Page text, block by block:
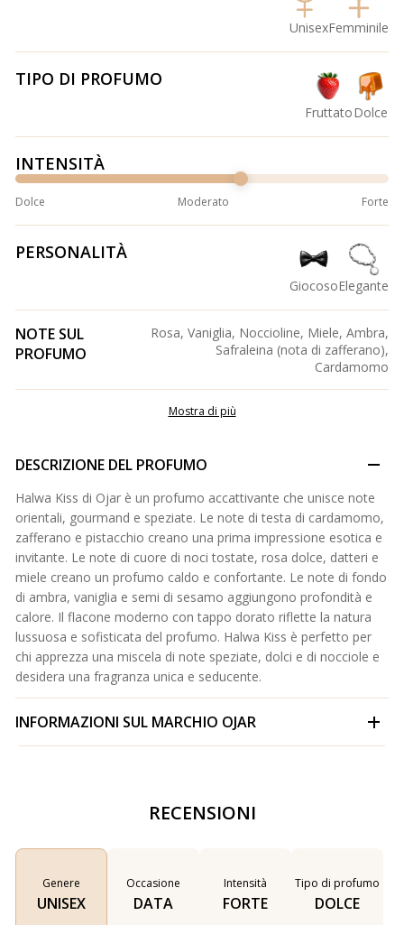
UnisexFemminile
TIPO DI PROFUMO
FruttatoDolce
INTENSITÀ
Dolce Moderato Forte
PERSONALITÀ
GiocosoElegante
NOTE SUL
PROFUMO
Rosa, Vaniglia, Noccioline, Miele, Ambra,
Safraleina (nota di zafferano),
Cardamomo
Mostra di più
DESCRIZIONE DEL PROFUMO
Halwa Kiss di Ojar è un profumo accattivante che unisce note
orientali, gourmand e speziate. Le note di testa di cardamomo,
zafferano e pistacchio creano una prima impressione esotica e
invitante. Le note di cuore di noci tostate, rosa dolce, datteri e
miele creano un profumo caldo e confortante. Le note di fondo
di ambra, vaniglia e semi di sesamo aggiungono profondità e
calore. Il flacone moderno con tappo dorato riflette la natura
lussuosa e sofisticata del profumo. Halwa Kiss è perfetto per
chi apprezza una miscela di note speziate, dolci e di nocciole e
desidera una fragranza unica e seducente.
INFORMAZIONI SUL MARCHIO OJAR
RECENSIONI
Genere
UNISEX
Occasione
DATA
Intensità
FORTE
Tipo di profumo
DOLCE